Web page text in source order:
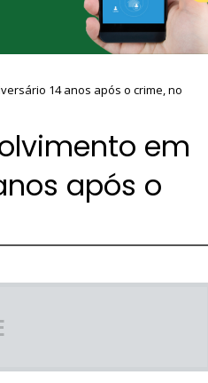
14 anos após o crime, no
em
após o